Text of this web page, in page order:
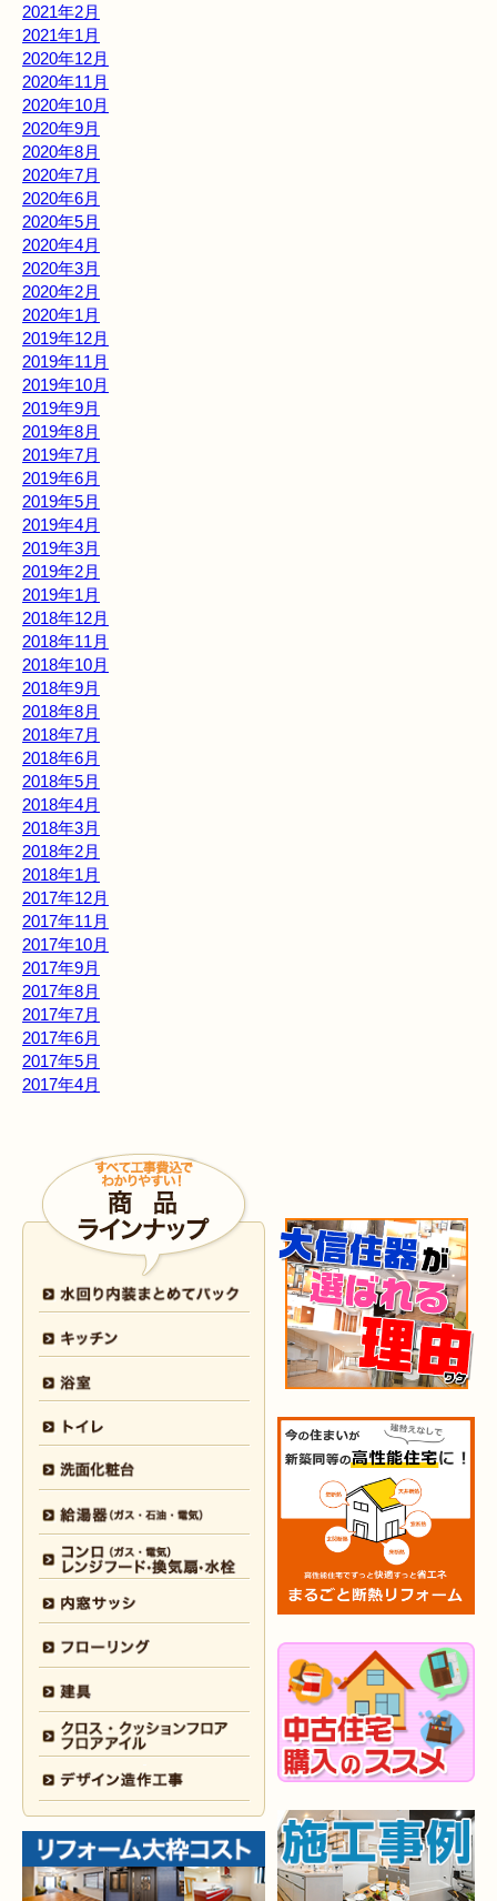
2021年2月
2021年1月
2020年12月
2020年11月
2020年10月
2020年9月
2020年8月
2020年7月
2020年6月
2020年5月
2020年4月
2020年3月
2020年2月
2020年1月
2019年12月
2019年11月
2019年10月
2019年9月
2019年8月
2019年7月
2019年6月
2019年5月
2019年4月
2019年3月
2019年2月
2019年1月
2018年12月
2018年11月
2018年10月
2018年9月
2018年8月
2018年7月
2018年6月
2018年5月
2018年4月
2018年3月
2018年2月
2018年1月
2017年12月
2017年11月
2017年10月
2017年9月
2017年8月
2017年7月
2017年6月
2017年5月
2017年4月